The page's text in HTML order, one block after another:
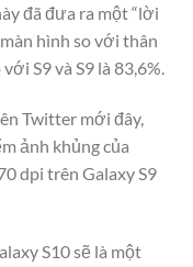
đã đưa ra một “lời
hình so với thân
S9 và S9 là 83,6%.
Twitter mới đây,
ảnh khủng của
dpi trên Galaxy S9
S10 sẽ là một